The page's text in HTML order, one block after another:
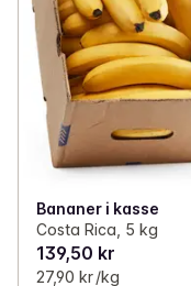
Bananer i kasse
Costa Rica, 5 kg
139,50 kr
27,90 kr /kg